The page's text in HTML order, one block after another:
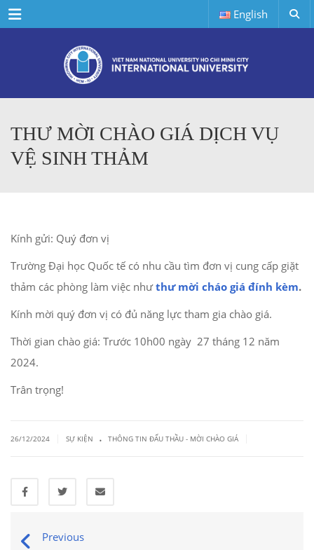
Menu English
THƯ MỜI CHÀO GIÁ DỊCH VỤ
VỆ SINH THẢM
Kính gửi: Quý đơn vị
Trường Đại học Quốc tế có nhu cầu tìm đơn vị cung cấp giặt
thảm các phòng làm việc như thư mời cháo giá đính kèm.
Kính mời quý đơn vị có đủ năng lực tham gia chào giá.
Thời gian chào giá: Trước 10h00 ngày 27 tháng 12 năm
2024.
Trân trọng!
26/12/2024 SỰ KIỆN . THÔNG TIN ĐẤU THẦU - MỜI CHÀO GIÁ
Previous